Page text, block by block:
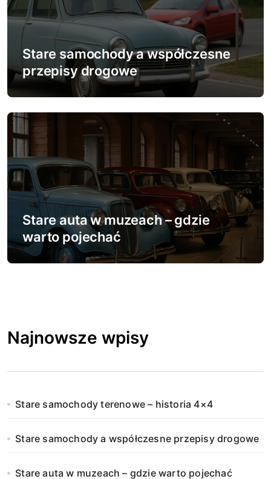
Stare samochody a współczesne
przepisy drogowe
Stare auta w muzeach – gdzie
warto pojechać
Najnowsze wpisy
Stare samochody terenowe – historia 4×4
Stare samochody a współczesne przepisy drogowe
Stare auta w muzeach – gdzie warto pojechać